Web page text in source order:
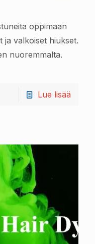
oppimaan
ja valkoiset hiukset.
nuoremmalta.
Lue lisää